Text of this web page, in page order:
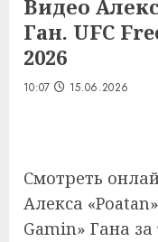
Видео
Ган. UFC
2026
10:07 15.06.2026
Смотреть
Алекса
Gamin» Гана